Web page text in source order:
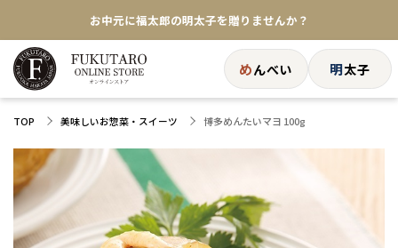
お中元に福太郎の明太子を贈りませんか？
★めんべい25周年記念商品が登場★
【色々な味を試したい方へ】ポストイン！めんべい
めんべい 明太子
TOP 美味しいお惣菜・スイーツ 博多めんたいマヨ 100g